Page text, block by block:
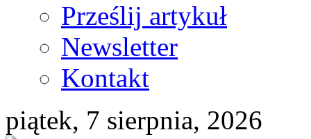
Prześlij artykuł
Newsletter
Kontakt
piątek, 7 sierpnia, 2026